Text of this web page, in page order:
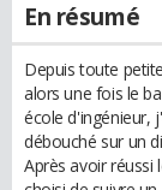
En résumé
Depuis toute
alors une fois le
école d'ingénieur,
débouché sur un
Après avoir réussi